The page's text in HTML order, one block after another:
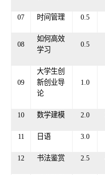
07 时间管理 0.5
08
如何高效
学习
0.5
09
大学生创
新创业导
论
1.0
10 数学建模 2.0
11 日语 3.0
12 书法鉴赏 2 5